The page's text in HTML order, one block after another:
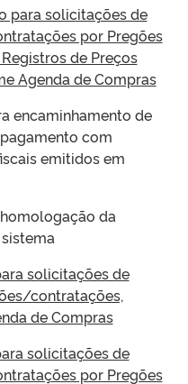
para solicitações de
por Pregões
de Preços
Agenda de Compras
encaminhamento de
com
emitidos em
da
solicitações de
contratações,
de Compras
solicitações de
por Pregões